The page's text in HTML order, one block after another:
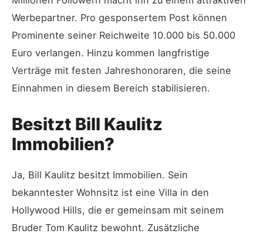
Werbepartner. Pro gesponsertem Post können
Prominente seiner Reichweite 10.000 bis 50.000
Euro verlangen. Hinzu kommen langfristige
Verträge mit festen Jahreshonoraren, die seine
Einnahmen in diesem Bereich stabilisieren.
Besitzt Bill Kaulitz
Immobilien?
Ja, Bill Kaulitz besitzt Immobilien. Sein
bekanntester Wohnsitz ist eine Villa in den
Hollywood Hills, die er gemeinsam mit seinem
Bruder Tom Kaulitz bewohnt. Zusätzliche